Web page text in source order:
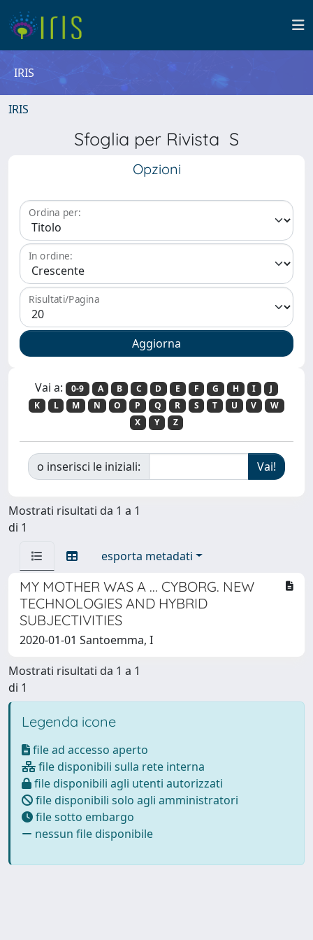
IRIS
IRIS
Sfoglia per Rivista S
Opzioni
Ordina per:
In ordine:
Risultati/Pagina
Vai a: 0-9 A B C D E F G H I
J
K
L M N O P Q R S T U V
W
X
Y Z
o inserisci le iniziali:
Mostrati risultati da 1 a 1
di 1
esporta metadati
MY MOTHER WAS A ... CYBORG. NEW
TECHNOLOGIES AND HYBRID
SUBJECTIVITIES
2020-01-01 Santoemma, I
Mostrati risultati da 1 a 1
di 1
Legenda icone
file ad accesso aperto
file disponibili sulla rete interna
file disponibili agli utenti autorizzati
file disponibili solo agli amministratori
file sotto embargo
nessun file disponibile